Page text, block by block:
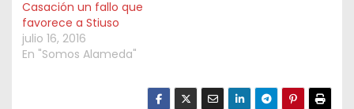
quien rechazó de
plano las escuchas
telefónicas que lo
relacionaban con la
Casación un fallo que
favorece a Stiuso
julio 16, 2016
En "Somos Alameda"